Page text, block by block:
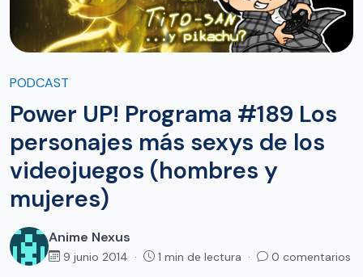
PODCAST
Power UP! Programa #189 Los
personajes más sexys de los
videojuegos (hombres y
mujeres)
Anime Nexus
9 junio 2014 · 1 min de lectura · 0 comentarios